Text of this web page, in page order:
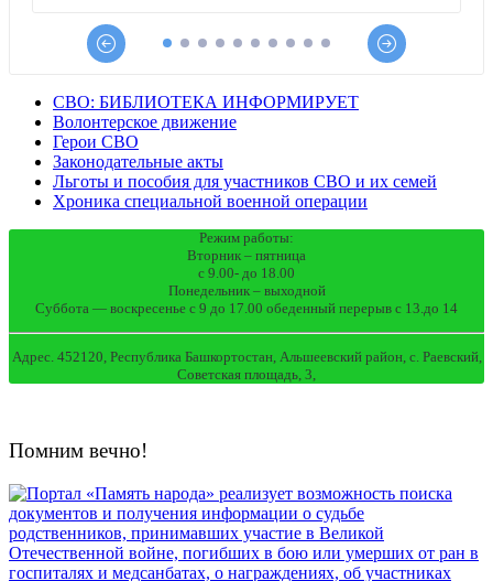
СВО: БИБЛИОТЕКА ИНФОРМИРУЕТ
Волонтерское движение
Герои СВО
Законодательные акты
Льготы и пособия для участников СВО и их семей
Хроника специальной военной операции
Режим работы:
Вторник – пятница
с 9.00- до 18.00
Понедельник – выходной
Суббота — воскресенье с 9 до 17.00 обеденный перерыв с 13.до 14
Адрес. 452120, Республика Башкортостан, Альшеевский район, с. Раевский,
Советская площадь, 3,
Помним вечно!